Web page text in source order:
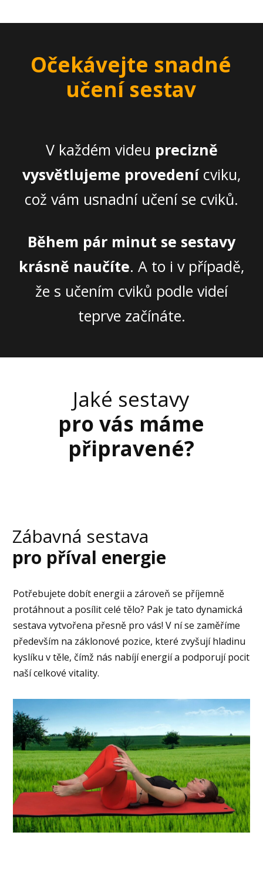
Očekávejte snadné
učení sestav
V každém videu precizně
vysvětlujeme provedenícviku,
což vám usnadní učení se cviků.
Během pár minut se sestavy
krásně naučíte. A to i v případě,
že s učením cviků podle videí
teprve začínáte.
Jaké sestavy
pro vás máme
připravené?
Zábavná sestava
pro příval energie
Potřebujete dobít energii a zároveň se příjemně
protáhnout a posílit celé tělo? Pak je tato dynamická
sestava vytvořena přesně pro vás! V ní se zaměříme
především na záklonové pozice, které zvyšují hladinu
kyslíku v těle, čímž nás nabíjí energií a podporují pocit
naší celkové vitality.